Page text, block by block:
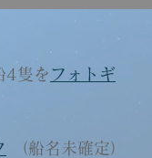
4隻を フォトギ
（船名未確定）